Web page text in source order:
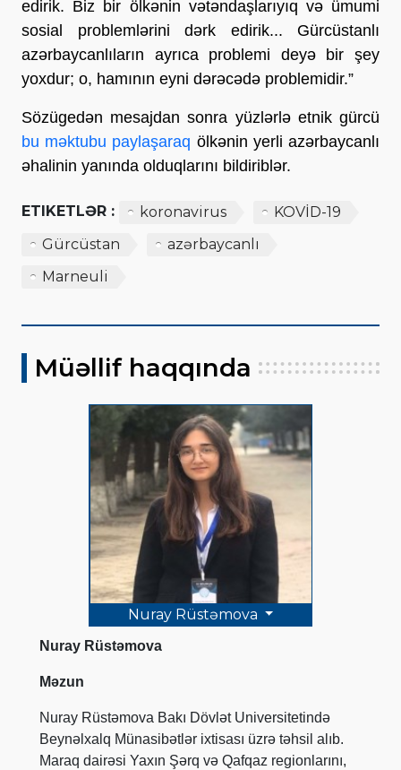
edirik. Biz bir ölkənin vətəndaşlarıyıq və ümumi
sosial problemlərini dərk edirik... Gürcüstanlı
azərbaycanlıların ayrıca problemi deyə bir şey
yoxdur; o, hamının eyni dərəcədə problemidir.”
Sözügedən mesajdan sonra yüzlərlə etnik gürcü
bu məktubu paylaşaraq ölkənin yerli azərbaycanlı
əhalinin yanında olduqlarını bildiriblər.
ETIKETLƏR : koronavirus
KOVİD-19
Gürcüstan
azərbaycanlı
Marneuli
Müəllif haqqında
Nuray Rüstəmova
Nuray Rüstəmova
Məzun
Nuray Rüstəmova Bakı Dövlət Universitetində
Beynəlxalq Münasibətlər ixtisası üzrə təhsil alıb.
Maraq dairəsi Yaxın Şərq və Qafqaz regionlarını,